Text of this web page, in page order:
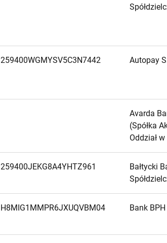
259400WGMYSV5C3N7442 Autopay
Avarda
(Spółka
Oddział
259400JEKG8A4YHTZ961
Bałtycki
H8MIG1MMPR6JXUQVBM04 Bank BPH